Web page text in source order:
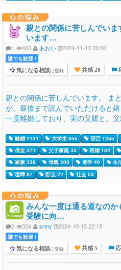
心の悩み
親との関係に苦しんでい
います…
1 403 あおい 2024-11-13 20:20
誰でも歓迎 !
気になる相談に登録 共感 20
親との関係に苦しんでいます。 ま
が、最後まで読んでいただけると
一度離婚しており、実の父親と、
離婚 1131 大学生 955 部活 1265
借金 371
父子家庭 35 再婚 182
家族 338
母親 200 進学 40 生
喧嘩 87
貯金 22 社会 53
心の悩み
みんな一度は通る道なの
受験に向…
2 324 srmy 2024-10-13 22:15
誰でも歓迎 !
気になる相談に登録 共感 5 応